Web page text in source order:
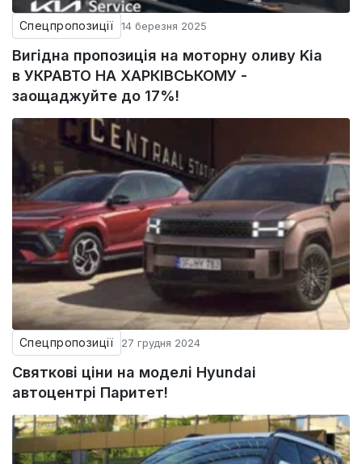
Спецпропозиції 14 березня 2025
Вигідна пропозиція на моторну оливу Kia
в УКРАВТО НА ХАРКІВСЬКОМУ -
заощаджуйте до 17%!
Спецпропозиції 27 грудня 2024
Святкові ціни на моделі Hyundai
автоцентрі Паритет!